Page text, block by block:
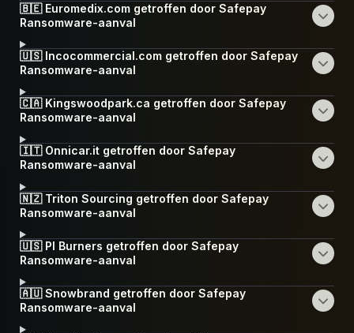
🇧🇪 Euromedix.com getroffen door Safepay
Ransomware-aanval
🇺🇸 Incocommercial.com getroffen door Safepay
Ransomware-aanval
🇨🇦 Kingswoodpark.ca getroffen door Safepay
Ransomware-aanval
🇮🇹 Onnicar.it getroffen door Safepay
Ransomware-aanval
🇳🇿 Triton Sourcing getroffen door Safepay
Ransomware-aanval
🇺🇸 PI Burners getroffen door Safepay
Ransomware-aanval
🇦🇺 Snowbrand getroffen door Safepay
Ransomware-aanval